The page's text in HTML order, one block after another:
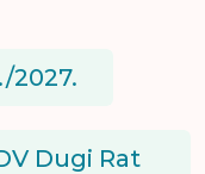
2027.
Dugi Rat